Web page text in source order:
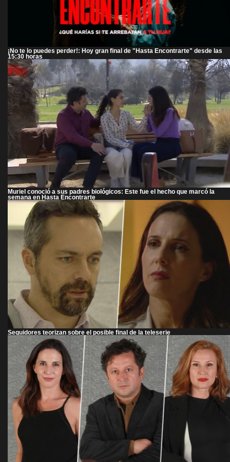
¡No te lo puedes perder!: Hoy gran final de "Hasta Encontrarte" desde las
15:30 horas
Muriel conoció a sus padres biológicos: Este fue el hecho que marcó la
semana en Hasta Encontrarte
Seguidores teorizan sobre el posible final de la teleserie